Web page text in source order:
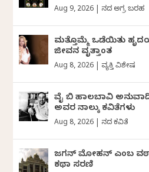
Aug 9, 2026 ದಿನದ ಅಗ್ರ ಬರಹ
ಮತ್ತೊಮ್ಮೆ ಒಡೆಯಿತು
ಜೀವನ ವೃತ್ತಾಂತ
Aug 8, 2026 ವ್ಯಕ್ತಿ ವಿಶೇಷ
ವೈ ಬಿ ಹಾಲಬಾವಿ
ಅವರ ನಾಲ್ಕು ಕವಿತೆಗಳು
Aug 8, 2026 ದಿನದ ಕವಿತೆ
ಜಗನ್‌ ಮೋಹನ್‌ ಎಂಬ
ಕಥಾ ಸರಣಿ